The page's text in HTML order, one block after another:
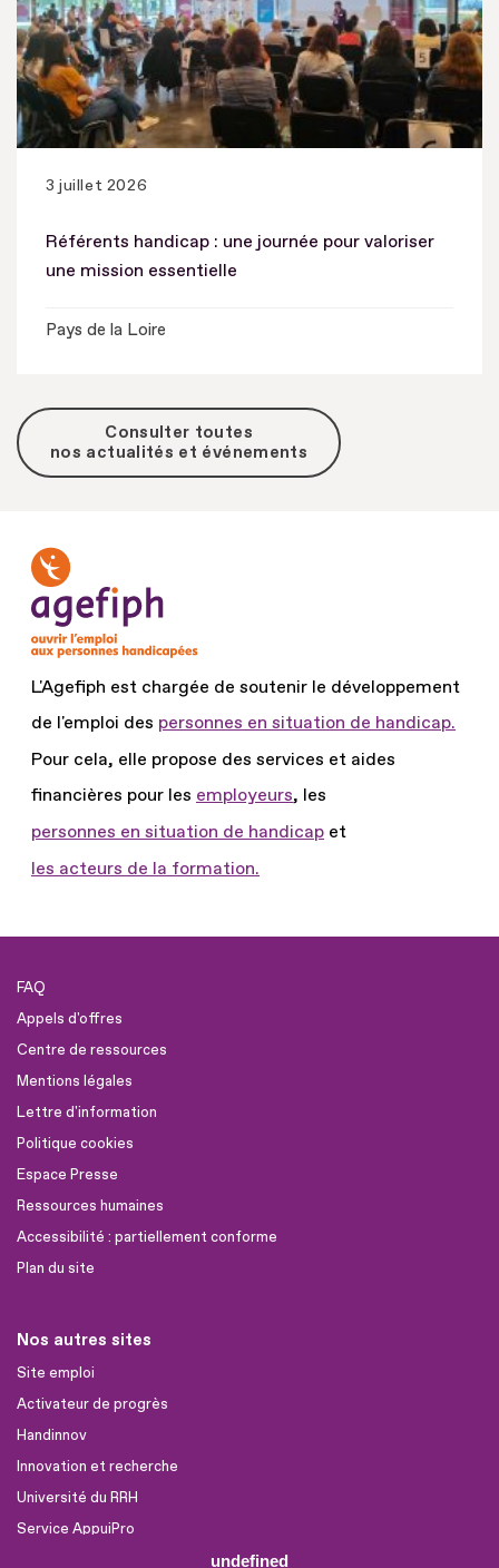
undefined
3 juillet 2026
Référents handicap : une journée pour valoriser
une mission essentielle
Pays de la Loire
Consulter toutes
nos actualités et événements
L'Agefiph est chargée de soutenir le développement
de l'emploi des personnes en situation de handicap.
Pour cela, elle propose des services et aides
financières pour les employeurs, les
personnes en situation de handicap et
les acteurs de la formation.
FAQ
Appels d'offres
Centre de ressources
Mentions légales
Lettre d'information
Politique cookies
Espace Presse
Ressources humaines
Accessibilité : partiellement conforme
Plan du site
Nos autres sites
Site emploi
Activateur de progrès
Handinnov
Innovation et recherche
Université du RRH
Service AppuiPro